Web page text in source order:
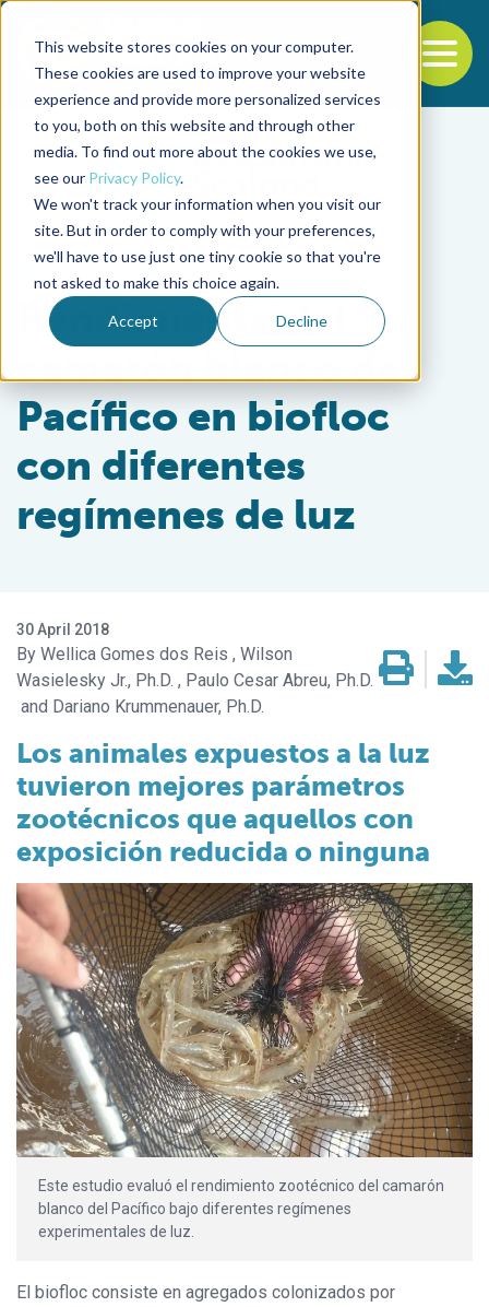
This website stores cookies on your computer.
These cookies are used to improve your website
experience and provide more personalized services
to you, both on this website and through other
media. To find out more about the cookies we use,
see our Privacy Policy.
We won't track your information when you visit our
site. But in order to comply with your preferences,
we'll have to use just one tiny cookie so that you're
not asked to make this choice again.
Accept Decline
Back to the start of the nav
Jump to the end of the navigation
Health & Welfare
Rendimiento del
camarón blanco del
Pacífico en biofloc
con diferentes
regímenes de luz
30 April 2018
Wellica Gomes dos Reis
Wilson
Wasielesky Jr., Ph.D.
Paulo Cesar Abreu, Ph.D.
Dariano Krummenauer, Ph.D.
Los animales expuestos a la luz
tuvieron mejores parámetros
zootécnicos que aquellos con
exposición reducida o ninguna
Este estudio evaluó el rendimiento zootécnico del camarón
blanco del Pacífico bajo diferentes regímenes
experimentales de luz.
El biofloc consiste en agregados colonizados por